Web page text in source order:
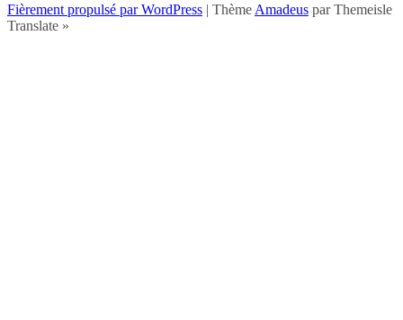
Fièrement propulsé par WordPress | Thème Amadeus par Themeisle
Translate »